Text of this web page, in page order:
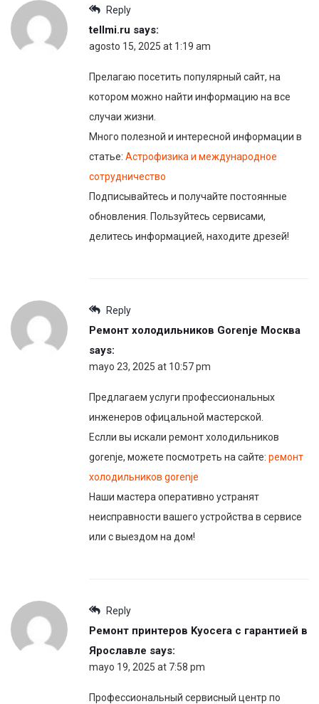
Reply
tellmi.ru says:
agosto 15, 2025 at 1:19 am
Прелагаю посетить популярный сайт, на
котором можно найти информацию на все
случаи жизни.
Много полезной и интересной информации в
статье: Астрофизика и международное
сотрудничество
Подписывайтесь и получайте постоянные
обновления. Пользуйтесь сервисами,
делитесь информацией, находите дрeзей!
Reply
Ремонт холодильников Gorenje Москва
says:
mayo 23, 2025 at 10:57 pm
Предлагаем услуги профессиональных
инженеров офицальной мастерской.
Еслли вы искали ремонт холодильников
gorenje, можете посмотреть на сайте: ремонт
холодильников gorenje
Наши мастера оперативно устранят
неисправности вашего устройства в сервисе
или с выездом на дом!
Reply
Ремонт принтеров Kyocera с гарантией в
Ярославле says:
mayo 19, 2025 at 7:58 pm
Профессиональный сервисный центр по